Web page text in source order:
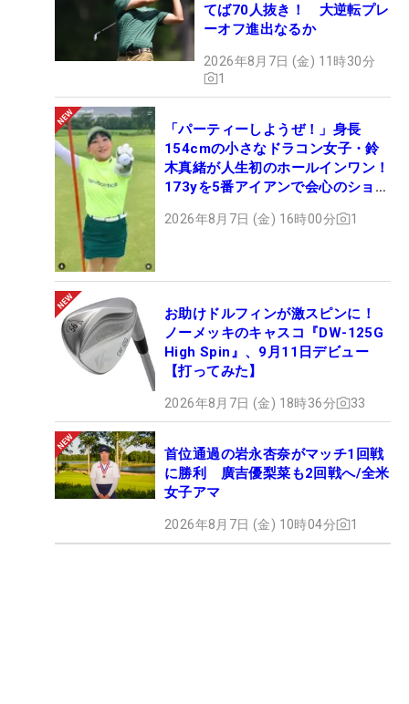
てば70人抜き！ 大逆転プレ
ーオフ進出なるか
2026年8月7日 (金) 11時30分
1
「パーティーしようぜ！」身長
154cmの小さなドラコン女子・鈴
木真緒が人生初のホールインワン！
173yを5番アイアンで会心のショッ
2026年8月7日 (金) 16時00分 1
お助けドルフィンが激スピンに！
ノーメッキのキャスコ『DW-125G
High Spin』、9月11日デビュー
【打ってみた】
2026年8月7日 (金) 18時36分 33
首位通過の岩永杏奈がマッチ1回戦
に勝利 廣吉優梨菜も2回戦へ/全米
女子アマ
2026年8月7日 (金) 10時04分 1